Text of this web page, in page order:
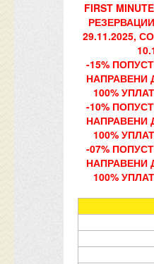
FIRST
29.11.2025,
-15%
НАПРАВЕНИ
100%
-10%
НАПРАВЕНИ
100%
-07%
НАПРАВЕНИ
100%